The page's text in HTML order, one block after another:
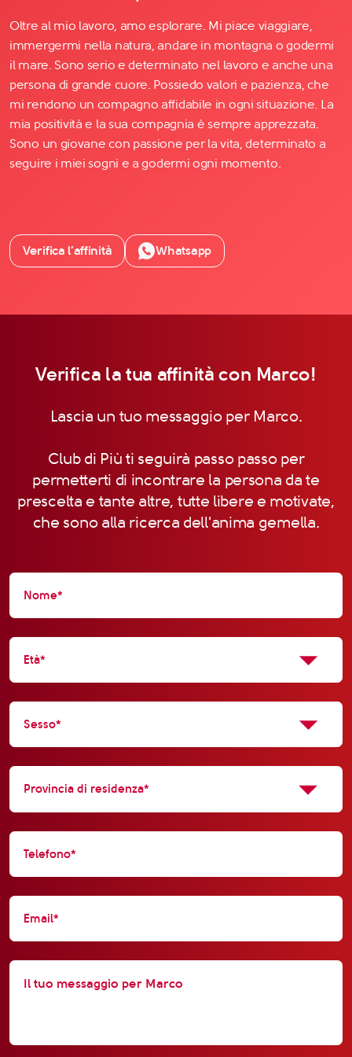
Oltre al mio lavoro, amo esplorare. Mi piace viaggiare,
immergermi nella natura, andare in montagna o godermi
il mare. Sono serio e determinato nel lavoro e anche una
persona di grande cuore. Possiedo valori e pazienza, che
mi rendono un compagno affidabile in ogni situazione. La
mia positività e la sua compagnia è sempre apprezzata.
Sono un giovane con passione per la vita, determinato a
seguire i miei sogni e a godermi ogni momento.
Verifica l’affinità Whatsapp
Verifica la tua affinità con Marco!
Lascia un tuo messaggio per Marco.
Club di Più ti seguirà passo passo per
permetterti di incontrare la persona da te
prescelta e tante altre, tutte libere e motivate,
che sono alla ricerca dell'anima gemella.